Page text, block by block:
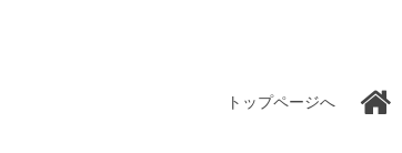
トップページへ